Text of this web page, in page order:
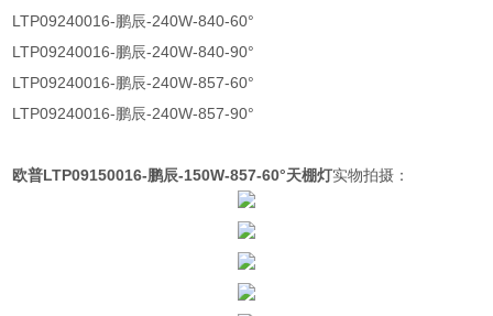
LTP09240016-鹏辰-240W-840-60°
LTP09240016-鹏辰-240W-840-90°
LTP09240016-鹏辰-240W-857-60°
LTP09240016-鹏辰-240W-857-90°
欧普LTP09150016-鹏辰-150W-857-60°天棚灯实物拍摄：